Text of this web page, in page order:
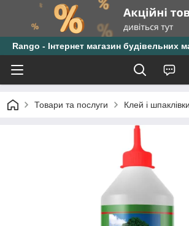
Rango - Інтернет магазин будівельних
Товари та послуги Клей і шпаклівки